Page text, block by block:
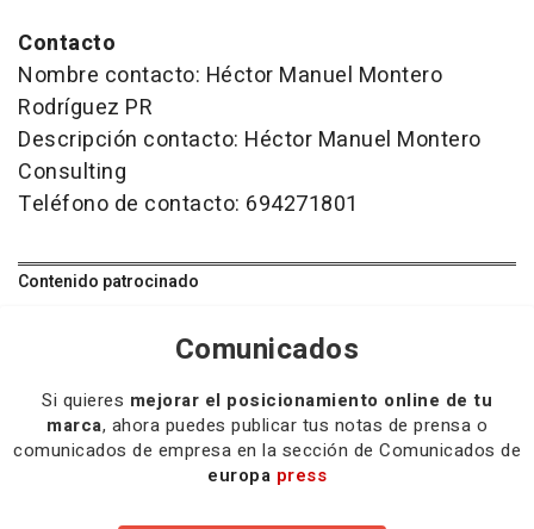
Contacto
Nombre contacto: Héctor Manuel Montero
Rodríguez PR
Descripción contacto: Héctor Manuel Montero
Consulting
Teléfono de contacto: 694271801
Contenido patrocinado
Comunicados
Si quieres mejorar el posicionamiento online de tu
marca, ahora puedes publicar tus notas de prensa o
comunicados de empresa en la sección de Comunicados de
europa press